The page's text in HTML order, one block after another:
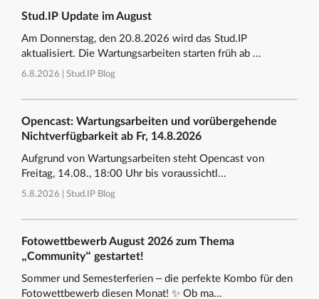
Stud.IP Update im August
Am Donnerstag, den 20.8.2026 wird das Stud.IP
aktualisiert. Die Wartungsarbeiten starten früh ab ...
6.8.2026 | Stud.IP Blog
Opencast: Wartungsarbeiten und vorübergehende
Nichtverfügbarkeit ab Fr, 14.8.2026
Aufgrund von Wartungsarbeiten steht Opencast von
Freitag, 14.08., 18:00 Uhr bis voraussichtl...
5.8.2026 | Stud.IP Blog
Fotowettbewerb August 2026 zum Thema
„Community“ gestartet!
Sommer und Semesterferien – die perfekte Kombo für den
Fotowettbewerb diesen Monat! ✨ Ob ma...